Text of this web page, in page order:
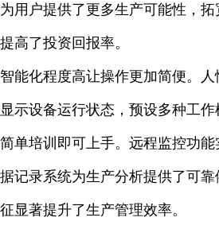
为用户提供了更多生产可能性，拓
提高了投资回报率。
智能化程度高让操作更加简便。
显示设备运行状态，预设多种工
简单培训即可上手。远程监控功
据记录系统为生产分析提供了可
征显著提升了生产管理效率。